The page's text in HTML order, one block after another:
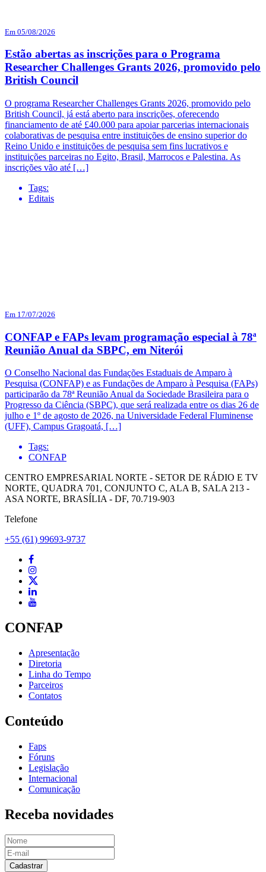
Em 05/08/2026
Estão abertas as inscrições para o Programa
Researcher Challenges Grants 2026, promovido pelo
British Council
O programa Researcher Challenges Grants 2026, promovido pelo
British Council, já está aberto para inscrições, oferecendo
financiamento de até £40.000 para apoiar parcerias internacionais
colaborativas de pesquisa entre instituições de ensino superior do
Reino Unido e instituições de pesquisa sem fins lucrativos e
instituições parceiras no Egito, Brasil, Marrocos e Palestina. As
inscrições vão até […]
Tags:
Editais
Em 17/07/2026
CONFAP e FAPs levam programação especial à 78ª
Reunião Anual da SBPC, em Niterói
O Conselho Nacional das Fundações Estaduais de Amparo à
Pesquisa (CONFAP) e as Fundações de Amparo à Pesquisa (FAPs)
participarão da 78ª Reunião Anual da Sociedade Brasileira para o
Progresso da Ciência (SBPC), que será realizada entre os dias 26 de
julho e 1º de agosto de 2026, na Universidade Federal Fluminense
(UFF), Campus Gragoatá, […]
Tags:
CONFAP
CENTRO EMPRESARIAL NORTE - SETOR DE RÁDIO E TV
NORTE, QUADRA 701, CONJUNTO C, ALA B, SALA 213 -
ASA NORTE, BRASÍLIA - DF, 70.719-903
Telefone
+55 (61) 99693-9737
CONFAP
Apresentação
Diretoria
Linha do Tempo
Parceiros
Contatos
Conteúdo
Faps
Fóruns
Legislação
Internacional
Comunicação
Receba novidades
Cadastrar